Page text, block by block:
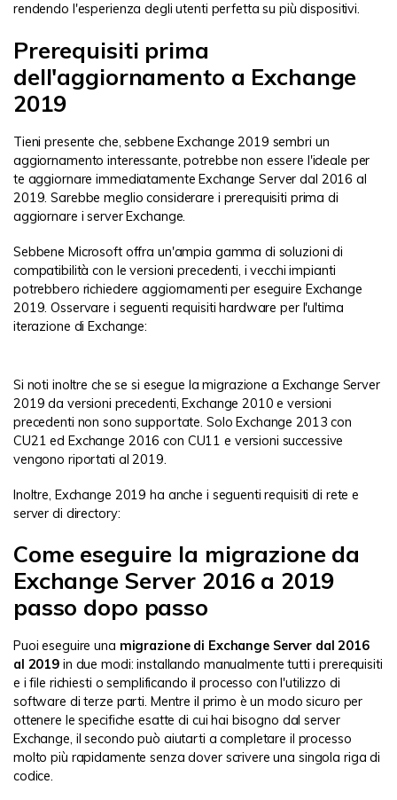
rendendo l'esperienza degli utenti perfetta su più dispositivi.
Prerequisiti prima
dell'aggiornamento a Exchange
2019
Tieni presente che, sebbene Exchange 2019 sembri un
aggiornamento interessante, potrebbe non essere l'ideale per
te aggiornare immediatamente Exchange Server dal 2016 al
2019. Sarebbe meglio considerare i prerequisiti prima di
aggiornare i server Exchange.
Sebbene Microsoft offra un'ampia gamma di soluzioni di
compatibilità con le versioni precedenti, i vecchi impianti
potrebbero richiedere aggiornamenti per eseguire Exchange
2019. Osservare i seguenti requisiti hardware per l'ultima
iterazione di Exchange:
Si noti inoltre che se si esegue la migrazione a Exchange Server
2019 da versioni precedenti, Exchange 2010 e versioni
precedenti non sono supportate. Solo Exchange 2013 con
CU21 ed Exchange 2016 con CU11 e versioni successive
vengono riportati al 2019.
Inoltre, Exchange 2019 ha anche i seguenti requisiti di rete e
server di directory:
Come eseguire la migrazione da
Exchange Server 2016 a 2019
passo dopo passo
Puoi eseguire una migrazione di Exchange Server dal 2016
al 2019 in due modi: installando manualmente tutti i prerequisiti
e i file richiesti o semplificando il processo con l'utilizzo di
software di terze parti. Mentre il primo è un modo sicuro per
ottenere le specifiche esatte di cui hai bisogno dal server
Exchange, il secondo può aiutarti a completare il processo
molto più rapidamente senza dover scrivere una singola riga di
codice.